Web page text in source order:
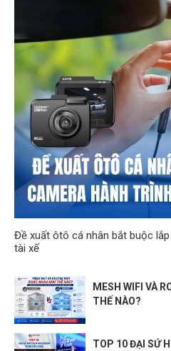
Đề xuất ôtô cá nhân bắt buộc
tài xế
MESH WIFI VÀ
THẾ NÀO?
TOP 10 ĐẠI SỨ